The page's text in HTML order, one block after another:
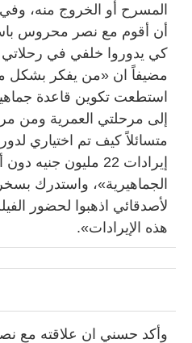
المسرح أو الخروج منه، وفي
كي يدوروا خلفي في رحلاتي
مضيفاً ان «من يفكر بشكل
استطعت تكوين قاعدة
إلى مرحلتي العمرية ومن
متسائلاً كيف تم اختياري
إيرادات 22 مليون جنيه
الجماهيرية»، واستدرك
هذه الإيرادات».
وأكد حسني ان علاقته مع